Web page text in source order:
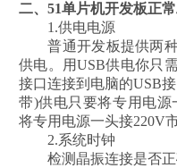
二、51单片机开发板正
1.供电电源
普通开发板提供两种
供电。用USB供电你只
接口连接到电脑的USB
带)供电只要将专用电源
将专用电源一头接220V
2.系统时钟
检测晶振连接是否正